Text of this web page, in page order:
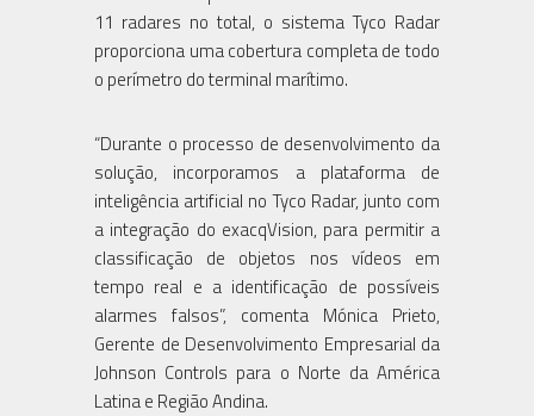
11 radares no total, o sistema Tyco Radar
proporciona uma cobertura completa de todo
o perímetro do terminal marítimo.
“Durante o processo de desenvolvimento da
solução, incorporamos a plataforma de
inteligência artificial no Tyco Radar, junto com
a integração do exacqVision, para permitir a
classificação de objetos nos vídeos em
tempo real e a identificação de possíveis
alarmes falsos”, comenta Mónica Prieto,
Gerente de Desenvolvimento Empresarial da
Johnson Controls para o Norte da América
Latina e Região Andina.